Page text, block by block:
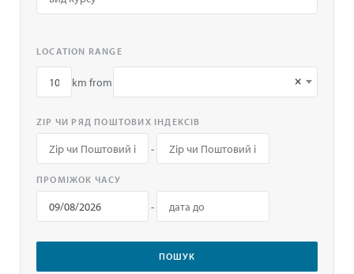
LOCATION RANGE
km from ×
ZIP ЧИ РЯД ПОШТОВИХ ІНДЕКСІВ
-
ПРОМІЖОК ЧАСУ
-
ПОШУК